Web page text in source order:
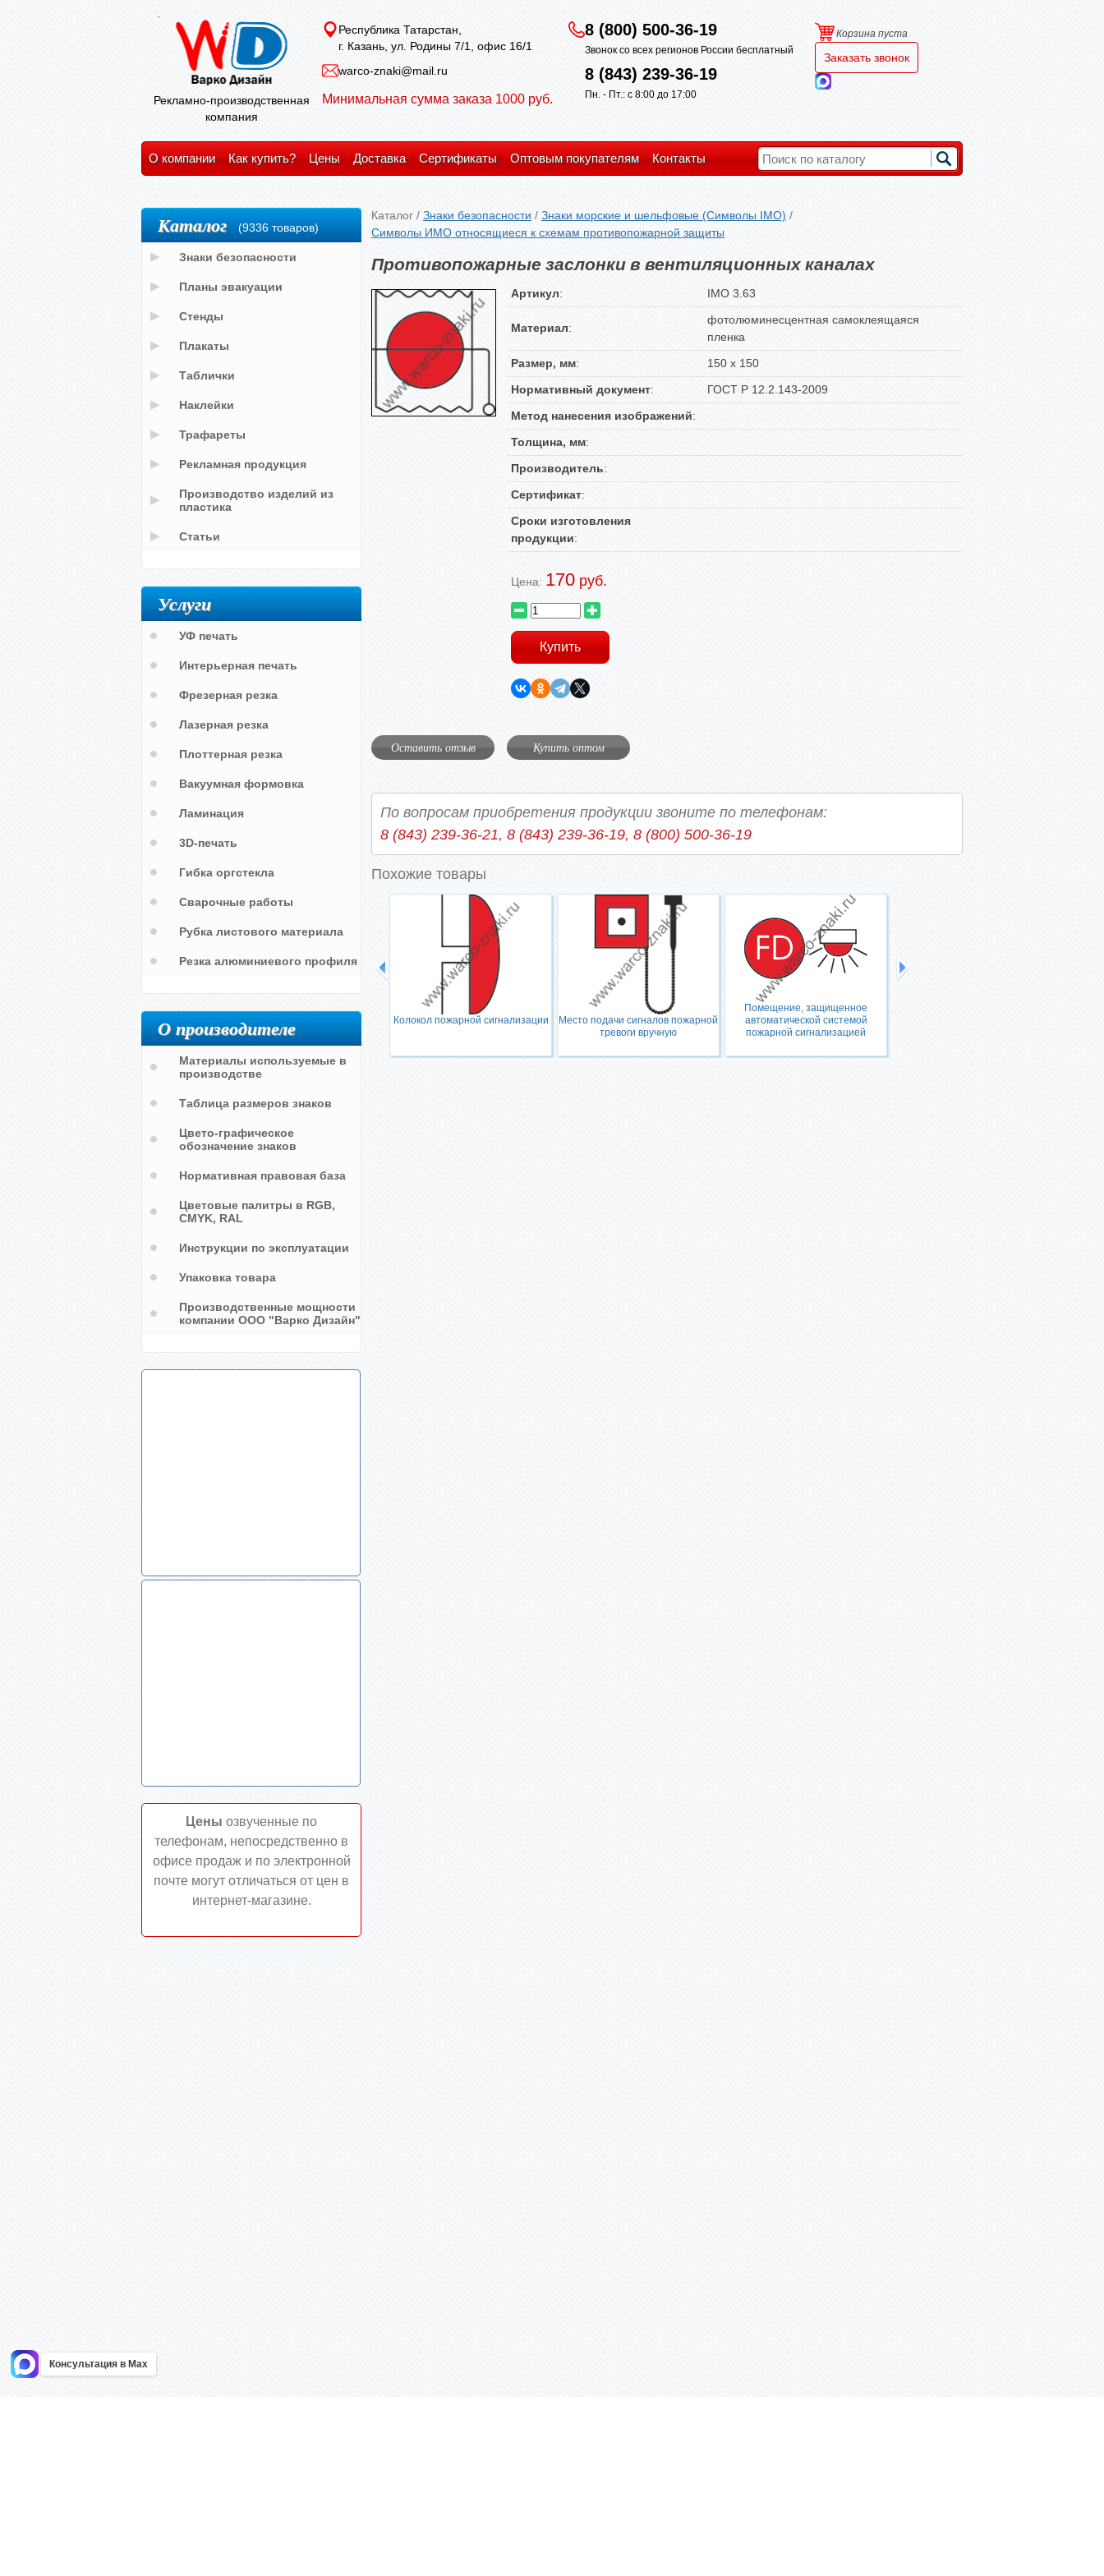
Рекламно-производственная
компания
Республика Татарстан,
г. Казань, ул. Родины 7/1, офис 16/1
warco-znaki@mail.ru
Минимальная сумма заказа 1000 руб.
8 (800) 500-36-19
Звонок со всех регионов России бесплатный
8 (843) 239-36-19
Пн. - Пт.: с 8:00 до 17:00
Корзина пуста
Заказать звонок
О компании Как купить? Цены Доставка Сертификаты Оптовым покупателям Контакты
Каталог / Знаки безопасности / Знаки морские и шельфовые (Символы IMO) /
Символы ИМО относящиеся к схемам противопожарной защиты
Противопожарные заслонки в вентиляционных каналах
Артикул: IMO 3.63
Материал:
фотолюминесцентная самоклеящаяся
пленка
Размер, мм:
150 х 150
Нормативный документ:
ГОСТ Р 12.2.143-2009
Метод нанесения изображений:
Толщина, мм:
Производитель:
Сертификат:
Сроки изготовления
продукции:
Цена: 170 руб.
Оставить отзыв Купить оптом
По вопросам приобретения продукции звоните по телефонам:
8 (843) 239-36-21, 8 (843) 239-36-19, 8 (800) 500-36-19
Похожие товары
Колокол пожарной сигнализации
Место подачи сигналов пожарной
тревоги вручную
Помещение, защищенное
автоматической системой
пожарной сигнализацией
Каталог (9336 товаров)
Знаки безопасности
Планы эвакуации
Стенды
Плакаты
Таблички
Наклейки
Трафареты
Рекламная продукция
Производство изделий из
пластика
Статьи
Услуги
УФ печать
Интерьерная печать
Фрезерная резка
Лазерная резка
Плоттерная резка
Вакуумная формовка
Ламинация
3D-печать
Гибка оргстекла
Сварочные работы
Рубка листового материала
Резка алюминиевого профиля
О производителе
Материалы используемые в
производстве
Таблица размеров знаков
Цвето-графическое
обозначение знаков
Нормативная правовая база
Цветовые палитры в RGB,
CMYK, RAL
Инструкции по эксплуатации
Упаковка товара
Производственные мощности
компании ООО "Варко Дизайн"
Цены озвученные по
телефонам, непосредственно в
офисе продаж и по электронной
почте могут отличаться от цен в
интернет-магазине.
Консультация в Max